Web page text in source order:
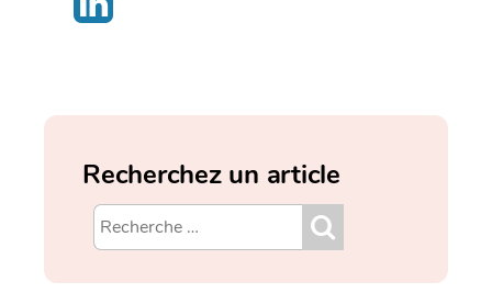
Recherchez un article